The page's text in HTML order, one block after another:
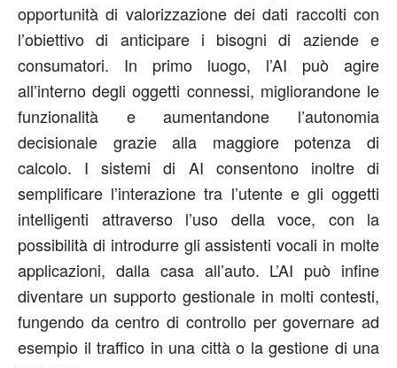
opportunità di valorizzazione dei dati raccolti con
l’obiettivo di anticipare i bisogni di aziende e
consumatori. In primo luogo, l’AI può agire
all’interno degli oggetti connessi, migliorandone le
funzionalità e aumentandone l’autonomia
decisionale grazie alla maggiore potenza di
calcolo. I sistemi di AI consentono inoltre di
semplificare l’interazione tra l’utente e gli oggetti
intelligenti attraverso l’uso della voce, con la
possibilità di introdurre gli assistenti vocali in molte
applicazioni, dalla casa all’auto. L’AI può infine
diventare un supporto gestionale in molti contesti,
fungendo da centro di controllo per governare ad
esempio il traffico in una città o la gestione di una